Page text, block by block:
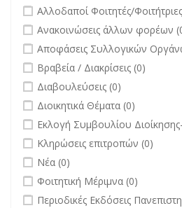
undefined
Αλλοδαποί Φοιτητές/
undefined
Ανακοινώσεις άλλων φορέων
undefined
Αποφάσεις Συλλογικών
undefined
Βραβεία / Διακρίσεις (0)
undefined
Διαβουλεύσεις (0)
undefined
Διοικητικά Θέματα (0)
undefined
Εκλογή Συμβουλίου
undefined
Κληρώσεις επιτροπών (0)
undefined
Νέα (0)
undefined
Φοιτητική Μέριμνα (0)
undefined
Περιοδικές Εκδόσεις